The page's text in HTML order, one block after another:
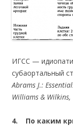
ИГСС —
субаортальный
Abrams J.:
Williams & Wilkins,
4. По каким